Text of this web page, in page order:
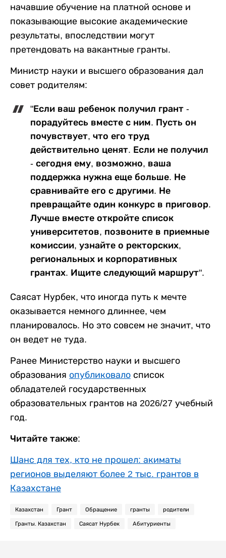
начавшие обучение на платной основе и
показывающие высокие академические
результаты, впоследствии могут
претендовать на вакантные гранты.
Министр науки и высшего образования дал
совет родителям:
"Если ваш ребенок получил грант -
порадуйтесь вместе с ним. Пусть он
почувствует, что его труд
действительно ценят. Если не получил
- сегодня ему, возможно, ваша
поддержка нужна еще больше. Не
сравнивайте его с другими. Не
превращайте один конкурс в приговор.
Лучше вместе откройте список
университетов, позвоните в приемные
комиссии, узнайте о ректорских,
региональных и корпоративных
грантах. Ищите следующий маршрут".
Саясат Нурбек, что иногда путь к мечте
оказывается немного длиннее, чем
планировалось. Но это совсем не значит, что
он ведет не туда.
Ранее Министерство науки и высшего
образования опубликовало список
обладателей государственных
образовательных грантов на 2026/27 учебный
год.
Читайте также:
Шанс для тех, кто не прошел: акиматы
регионов выделяют более 2 тыс. грантов в
Казахстане
Казахстан Грант Обращение гранты родители
Гранты. Казахстан Саясат Нурбек Абитуриенты